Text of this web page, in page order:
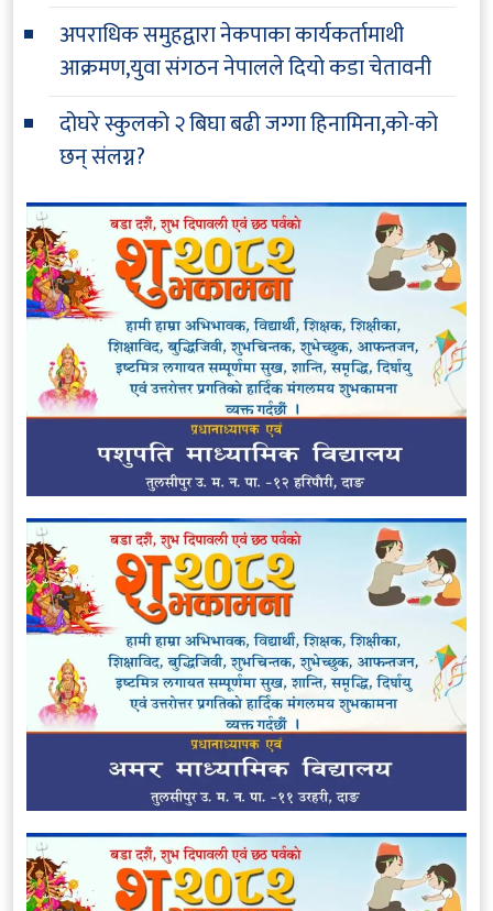
अपराधिक समुहद्वारा नेकपाका कार्यकर्तामाथी
आक्रमण,युवा संगठन नेपालले दियो कडा चेतावनी
दोघरे स्कुलको २ बिघा बढी जग्गा हिनामिना,को-को
छन् संलग्न?